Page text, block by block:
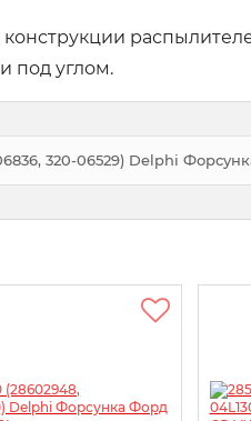
под углом.
320-06529) Delphi